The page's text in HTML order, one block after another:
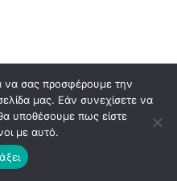
Όροι Χρήσης
Προστασία Δεδομένων
να σας προσφέρουμε την
μας. Εάν συνεχίσετε να
υποθέσουμε πως είστε
με αυτό.